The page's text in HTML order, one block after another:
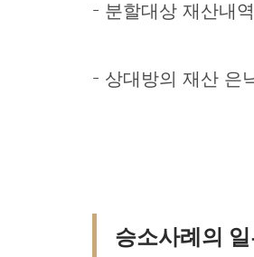
– 분할대상 재산내
– 상대방의 재산 은
승소사례의